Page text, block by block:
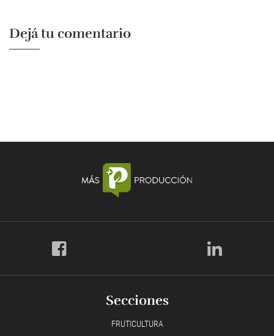
Dejá tu comentario
Secciones
FRUTICULTURA